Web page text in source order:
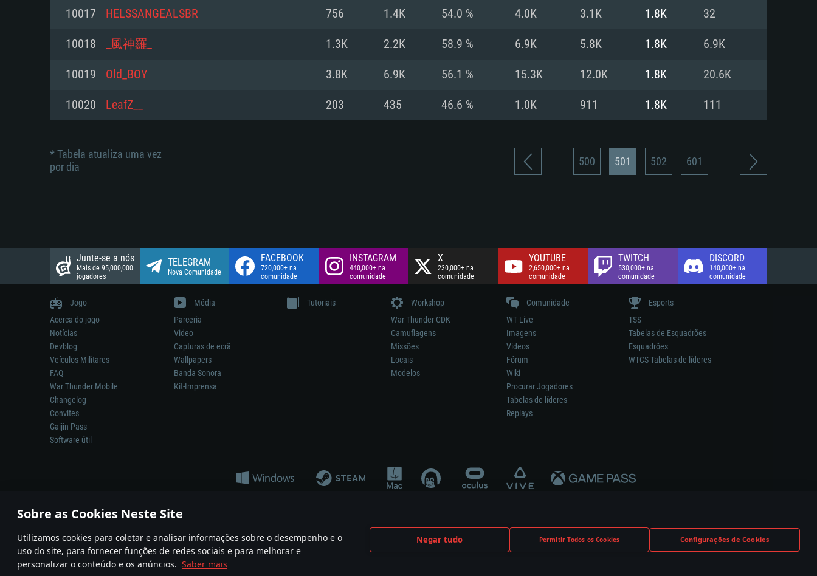
Sobre as Cookies Neste Site
Utilizamos cookies para coletar e analisar informações sobre o desempenho e o
uso do site, para fornecer funções de redes sociais e para melhorar e
personalizar o conteúdo e os anúncios. Saber mais
Negar tudo Permitir Todos os Cookies Configurações de Cookies
Network: Internet de banda larga.
Disco: 23,1 GB
mínima suportada: 720p com suporte Metal.
Network: Internet de banda larga.
Disco: 21,5 GB
Network: Internet de banda larga.
Disco: 60,2 GB
Vulkan (não mais de 6 meses); Resolução mínima
suportada: 720p.
Network: Internet de banda larga.
Disco: 21,5 GB
Vulkan.
Network: Internet de banda larga.
Disco: 60,2 GB
10017 HELSSANGEALSBR 756 1.4K 54.0 % 4.0K 3.1K 1.8K 32
10018 _風神羅_ 1.3K 2.2K 58.9 % 6.9K 5.8K 1.8K 6.9K
10019 Old_BOY 3.8K 6.9K 56.1 % 15.3K 12.0K 1.8K 20.6K
10020 LeafZ__ 203 435 46.6 % 1.0K 911 1.8K 111
* Tabela atualiza uma vez
por dia
500 501 502 601
Junte-se a nós
Mais de 95,000,000
jogadores
TELEGRAM
Nova Comunidade
FACEBOOK
720,000+ na
comunidade
INSTAGRAM
440,000+ na
comunidade
X
230,000+ na
comunidade
YOUTUBE
2,650,000+ na
comunidade
TWITCH
530,000+ na
comunidade
DISCORD
140,000+ na
comunidade
Jogo
Acerca do jogo
Notícias
Devblog
Veículos Militares
FAQ
War Thunder Mobile
Changelog
Convites
Gaijin Pass
Software útil
Média
Parceria
Video
Capturas de ecrã
Wallpapers
Banda Sonora
Kit-Imprensa
Tutoriais
Workshop
War Thunder CDK
Camuflagens
Missões
Locais
Modelos
Comunidade
WT Live
Imagens
Videos
Fórum
Wiki
Procurar Jogadores
Tabelas de líderes
Replays
Esports
TSS
Tabelas de Esquadrões
Esquadrões
WTCS Tabelas de líderes
A reprodução de qualquer sistema de armas ou veículo neste jogo não significa participação no desenvolvimento, patrocínio ou aval do respetivo construtor.
© 2011—2026 Gaijin Games Kft. All trademarks, logos and brand names are the property of their respective owners.
Termos e condições Termos de Serviço